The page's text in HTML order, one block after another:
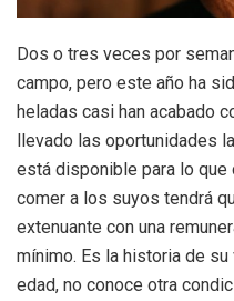
Dos o tres veces por
campo, pero este año ha
heladas casi han acabado
llevado las oportunidades
está disponible para lo que
comer a los suyos tendrá
extenuante con una
mínimo. Es la historia de
edad, no conoce otra